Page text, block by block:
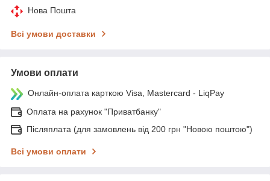
Нова Пошта
Всі умови доставки
Умови оплати
Онлайн-оплата карткою Visa, Mastercard - LiqPay
Оплата на рахунок "Приватбанку"
Післяплата (для замовлень від 200 грн "Новою поштою")
Всі умови оплати